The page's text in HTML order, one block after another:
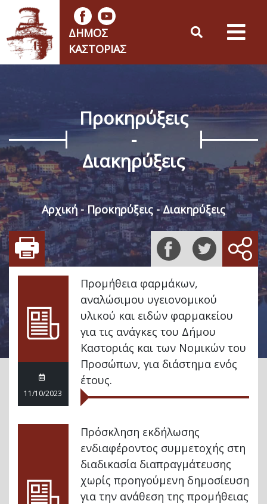
ΔΉΜΟΣ
ΚΑΣΤΟΡΙΆΣ
Προκηρύξεις
-
Διακηρύξεις
Αρχική Προκηρύξεις - Διακηρύξεις
11/10/2023
Προμήθεια φαρμάκων,
αναλώσιμου υγειονομικού
υλικού και ειδών φαρμακείου
για τις ανάγκες του Δήμου
Καστοριάς και των Νομικών του
Προσώπων, για διάστημα ενός
έτους.
Πρόσκληση εκδήλωσης
ενδιαφέροντος συμμετοχής στη
διαδικασία διαπραγμάτευσης
χωρίς προηγούμενη δημοσίευση
για την ανάθεση της προμήθειας